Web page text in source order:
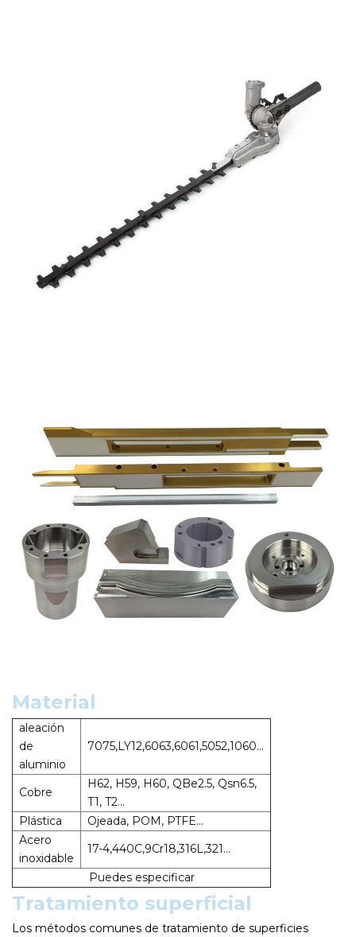
Material
aleación
de
aluminio
7075,LY12,6063,6061,5052,1060...
Cobre
H62, H59, H60, QBe2.5, Qsn6.5,
T1, T2...
Plástica
Ojeada, POM, PTFE...
Acero
inoxidable
17-4,440C,9Cr18,316L,321...
Puedes especificar
Tratamiento superficial
Los métodos comunes de tratamiento de superficies